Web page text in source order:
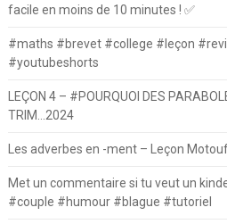
facile en moins de 10 minutes ! ✅
#maths #brevet #college #leçon
#youtubeshorts
LEÇON 4 – #POURQUOI DES
TRIM…2024
Les adverbes en -ment – Leçon
Met un commentaire si tu veut un
#couple #humour #blague #tutoriel